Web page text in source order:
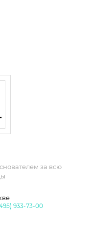
за всю
933-73-00